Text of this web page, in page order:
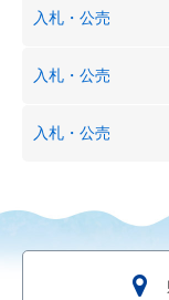
入札・公売
入札・公売
入札・公売